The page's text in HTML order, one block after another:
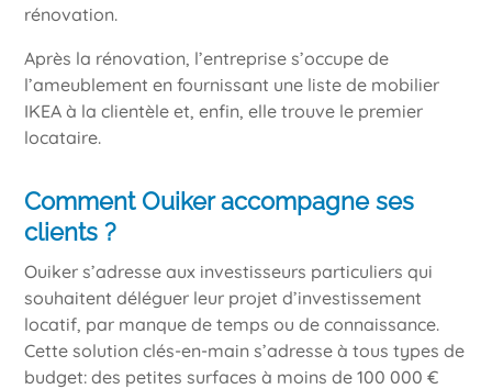
rénovation.
Après la rénovation, l’entreprise s’occupe de
l’ameublement en fournissant une liste de mobilier
IKEA à la clientèle et, enfin, elle trouve le premier
locataire.
Comment Ouiker accompagne ses
clients ?
Ouiker s’adresse aux investisseurs particuliers qui
souhaitent déléguer leur projet d’investissement
locatif, par manque de temps ou de connaissance.
Cette solution clés-en-main s’adresse à tous types de
budget: des petites surfaces à moins de 100 000 €